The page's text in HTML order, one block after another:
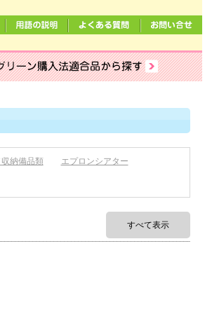
納備品類
エプロンシアター
すべて表示